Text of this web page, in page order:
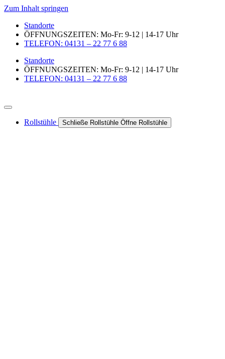
Zum Inhalt springen
Standorte
ÖFFNUNGSZEITEN: Mo-Fr: 9-12 | 14-17 Uhr
TELEFON: 04131 – 22 77 6 88
Standorte
ÖFFNUNGSZEITEN: Mo-Fr: 9-12 | 14-17 Uhr
TELEFON: 04131 – 22 77 6 88
Rollstühle Schließe Rollstühle Öffne Rollstühle